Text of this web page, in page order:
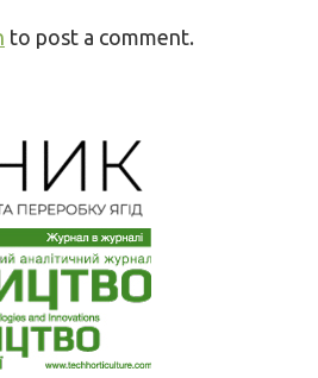
to post a comment.